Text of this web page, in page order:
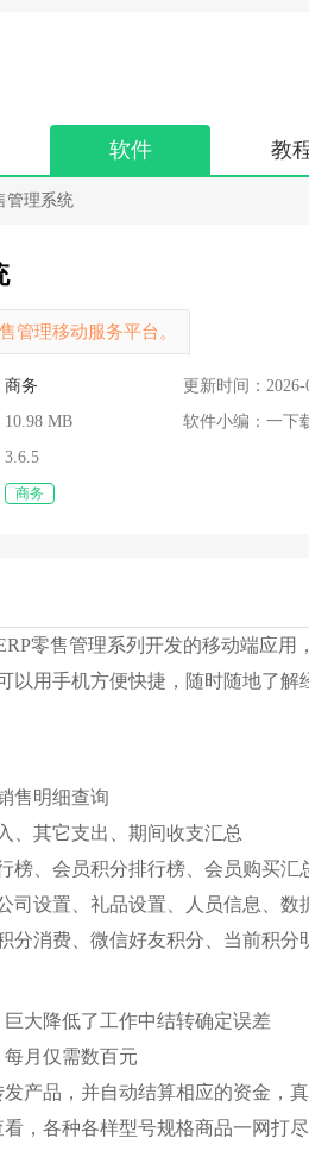
软件 教
管理系统
管理移动服务平台。
商务 更新时间： 2026-
10.98 MB 软件小编： 一下
3.6.5
商务
零售管理系列开发的移动端应
以用手机方便快捷，随时随地了
售明细查询
、其它支出、期间收支汇总
榜、会员积分排行榜、会员购买汇
司设置、礼品设置、人员信息、数
分消费、微信好友积分、当前积分
大降低了工作中结转确定误差
月仅需数百元
产品，并自动结算相应的资金，
，各种各样型号规格商品一网打尽